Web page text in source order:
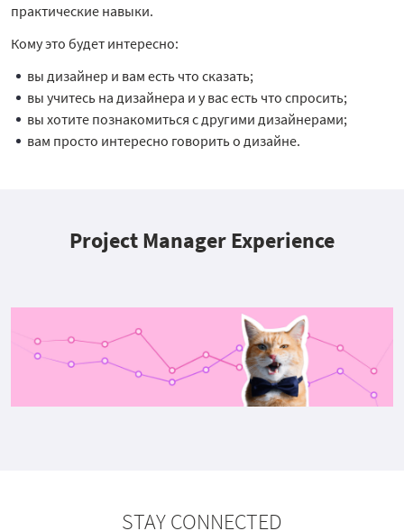
практические навыки.
Кому это будет интересно:
вы дизайнер и вам есть что сказать;
вы учитесь на дизайнера и у вас есть что спросить;
вы хотите познакомиться с другими дизайнерами;
вам просто интересно говорить о дизайне.
Project Manager Experience
STAY CONNECTED